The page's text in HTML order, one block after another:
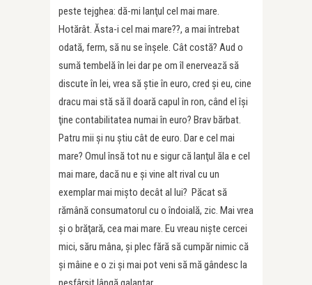
peste tejghea: dă-mi lanţul cel mai mare.
Hotărât. Ăsta-i cel mai mare??, a mai întrebat
odată, ferm, să nu se înşele. Cât costă? Aud o
sumă tembelă în lei dar pe om îl enervează să
discute în lei, vrea să ştie în euro, cred şi eu, cine
dracu mai stă să îl doară capul în ron, când el îşi
ţine contabilitatea numai în euro? Brav bărbat.
Patru mii şi nu ştiu cât de euro. Dar e cel mai
mare? Omul însă tot nu e sigur că lanţul ăla e cel
mai mare, dacă nu e şi vine alt rival cu un
exemplar mai mişto decât al lui? Păcat să
rămână consumatorul cu o îndoială, zic. Mai vrea
şi o brăţară, cea mai mare. Eu vreau nişte cercei
mici, săru mâna, şi plec fără să cumpăr nimic că
şi mâine e o zi şi mai pot veni să mă gândesc la